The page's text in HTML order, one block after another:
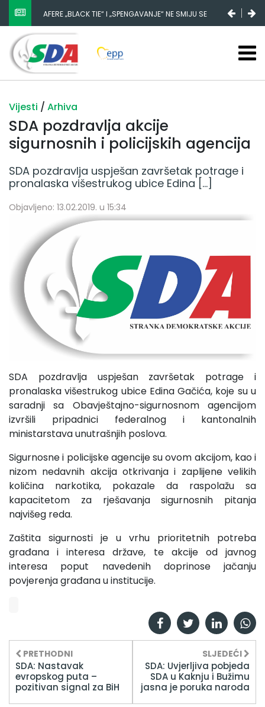
AFERE „BLACK TIE“ I „SPENGAVANJE“ NE SMIJU SE
ZATAŠKATI
Vijesti / Arhiva
SDA pozdravlja akcije
sigurnosnih i policijskih agencija
SDA pozdravlja uspješan završetak potrage i
pronalaska višestrukog ubice Edina […]
Objavljeno: 13.02.2019. u 15:34
SDA pozdravlja uspješan završetak potrage i
pronalaska višestrukog ubice Edina Gačića, koje su u
saradnji sa Obavještajno-sigurnosnom agencijom
izvršili pripadnici federalnog i kantonalnih
ministarstava unutrašnjih poslova.
Sigurnosne i policijske agencije su ovom akcijom, kao i
nizom nedavnih akcija otkrivanja i zaplijene velikih
količina narkotika, pokazale da raspolažu sa
kapacitetom za rješavanja sigurnosnih pitanja
najvišeg reda.
Zaštita sigurnosti je u vrhu prioritetnih potreba
građana i interesa države, te akcije od javnog
interesa poput navedenih doprinose jačanju
povjerenja građana u institucije.
PRETHODNI
SDA: Nastavak
evropskog puta –
pozitivan signal za BiH
SLJEDEĆI
SDA: Uvjerljiva pobjeda
SDA u Kaknju i Bužimu
jasna je poruka naroda